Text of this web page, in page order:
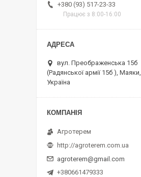
+380 (93) 517-23-33
Працює з 8:00-16:00
вул. Преображенська 15б
(Радянської армії 15б ), Маяки,
Україна
Агротерем
http://agroterem.com.ua
agroterem@gmail.com
+380661479333